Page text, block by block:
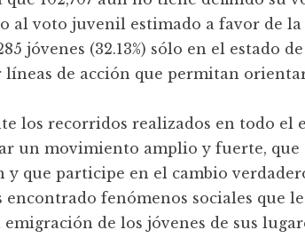
al voto juvenil estimado a favor de
jóvenes (32.13%) sólo en el estado
líneas de acción que permitan
los recorridos realizados en todo el
un movimiento amplio y fuerte, que
y que participe en el cambio
encontrado fenómenos sociales que
emigración de los jóvenes de sus